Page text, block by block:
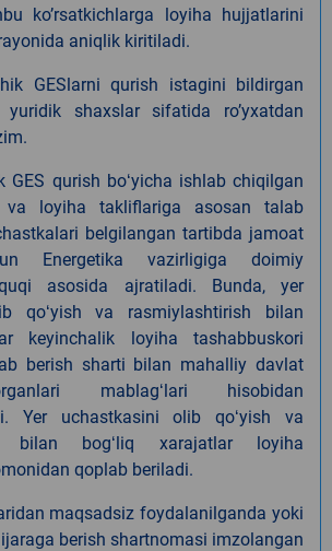
koʼrsatkichlarga loyiha hujjatlarini
aniqlik kiritiladi.
GESlarni qurish istagini bildirgan
yuridik shaxslar sifatida roʼyxatdan
GES qurish boʻyicha ishlab chiqilgan
va loyiha takliflariga asosan talab
belgilangan tartibda jamoat
Energetika vazirligiga doimiy
asosida ajratiladi. Bunda, yer
qoʻyish va rasmiylashtirish bilan
keyinchalik loyiha tashabbuskori
berish sharti bilan mahalliy davlat
mablagʻlari hisobidan
Yer uchastkasini olib qoʻyish va
bilan bogʻliq xarajatlar loyiha
qoplab beriladi.
maqsadsiz foydalanilganda yoki
berish shartnomasi imzolangan